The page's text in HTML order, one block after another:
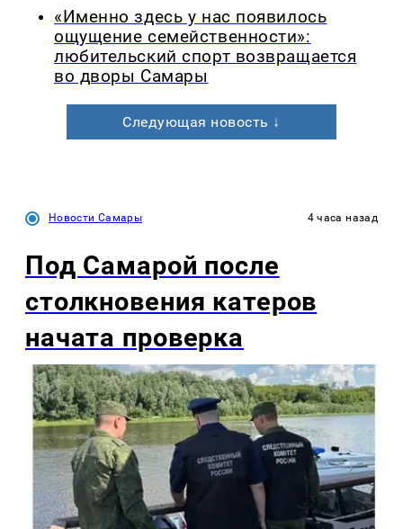
«Именно здесь у нас появилось
ощущение семейственности»:
любительский спорт возвращается
во дворы Самары
Следующая новость ↓
Новости Самары 4 часа назад
Под Самарой после
столкновения катеров
начата проверка